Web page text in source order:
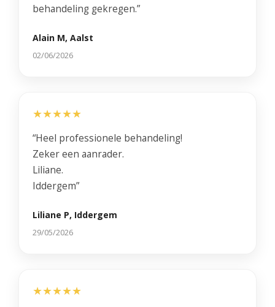
behandeling gekregen.”
Alain M, Aalst
02/06/2026
★★★★★
“Heel professionele behandeling!
Zeker een aanrader.
Liliane.
Iddergem”
Liliane P, Iddergem
29/05/2026
★★★★★